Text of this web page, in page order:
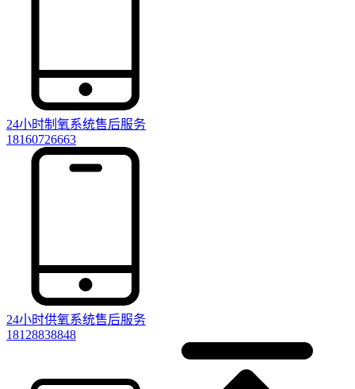
24小时制氧系统售后服务
18160726663
24小时供氧系统售后服务
18128838848